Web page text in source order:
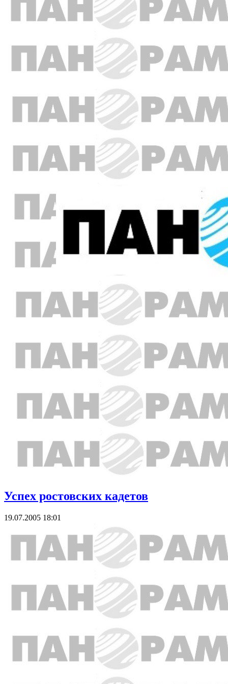
Успех ростовских кадетов
19.07.2005 18:01